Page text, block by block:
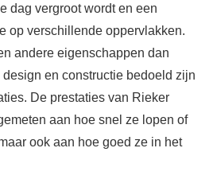
dag vergroot wordt en een
op verschillende oppervlakken.
andere eigenschappen dan
en constructie bedoeld zijn
De prestaties van Rieker
aan hoe snel ze lopen of
ook aan hoe goed ze in het